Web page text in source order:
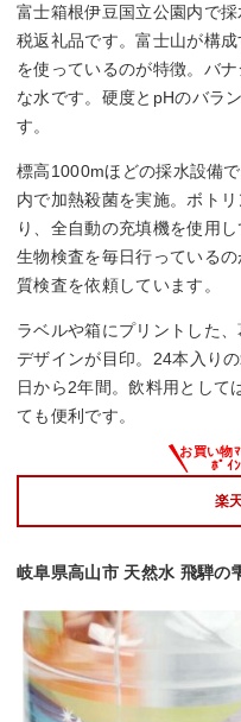
富士箱根伊豆国立公園内で
税返礼品です。富士山が構
を使っているのが特徴。バ
な水です。硬度とpHのバラ
す。
標高1000mほどの採水設備
内で加熱殺菌を実施。ボト
り、全自動の充填機を使用
生物検査を毎日行っている
質検査を依頼しています。
ラベルや箱にプリントした
デザインが目印。24本入り
日から2年間。飲料用として
ても便利です。
楽
岐阜県高山市 天然水 飛騨の